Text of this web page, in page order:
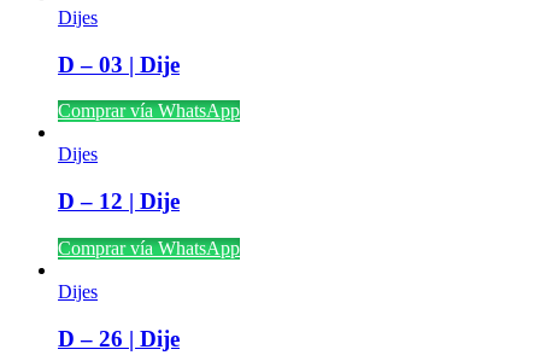
Dijes
D – 03 | Dije
Comprar vía WhatsApp
Dijes
D – 12 | Dije
Comprar vía WhatsApp
Dijes
D – 26 | Dije